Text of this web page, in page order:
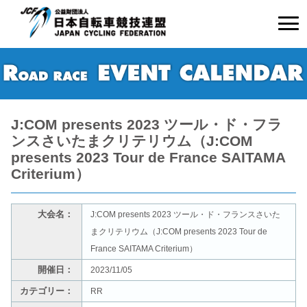
J:COM presents 2023 ツール・ド・フラ
ンスさいたまクリテリウム（J:COM
presents 2023 Tour de France SAITAMA
Criterium）
大会名：
J:COM presents 2023 ツール・ド・フランスさいた
まクリテリウム（J:COM presents 2023 Tour de
France SAITAMA Criterium）
開催日： 2023/11/05
カテゴリー： RR